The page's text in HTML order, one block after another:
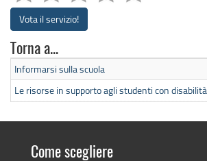
Vota il servizio!
Torna a...
Informarsi sulla scuola
Le risorse in supporto agli studenti con disabilità
Come scegliere